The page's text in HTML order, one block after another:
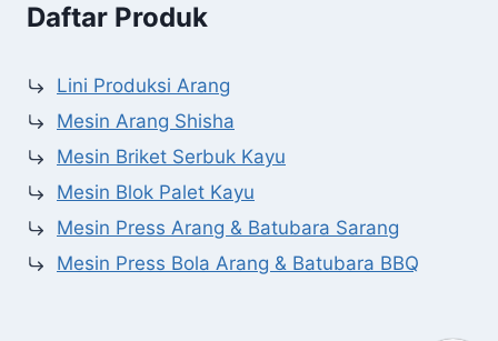
Daftar Produk
Lini Produksi Arang
Mesin Arang Shisha
Mesin Briket Serbuk Kayu
Mesin Blok Palet Kayu
Mesin Press Arang & Batubara Sarang
Mesin Press Bola Arang & Batubara BBQ